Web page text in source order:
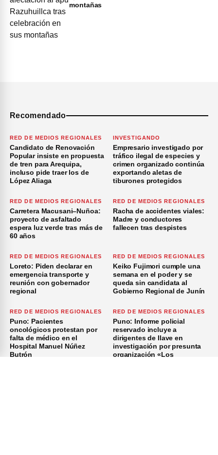
montañas
Recomendado
RED DE MEDIOS REGIONALES
Candidato de Renovación
Popular insiste en propuesta
de tren para Arequipa,
incluso pide traer los de
López Aliaga
INVESTIGANDO
Empresario investigado por
tráfico ilegal de especies y
crimen organizado continúa
exportando aletas de
tiburones protegidos
RED DE MEDIOS REGIONALES
Carretera Macusani–Nuñoa:
proyecto de asfaltado
espera luz verde tras más de
60 años
RED DE MEDIOS REGIONALES
Racha de accidentes viales:
Madre y conductores
fallecen tras despistes
RED DE MEDIOS REGIONALES
Loreto: Piden declarar en
emergencia transporte y
reunión con gobernador
regional
RED DE MEDIOS REGIONALES
Keiko Fujimori cumple una
semana en el poder y se
queda sin candidata al
Gobierno Regional de Junín
RED DE MEDIOS REGIONALES
Puno: Pacientes
oncológicos protestan por
falta de médico en el
Hospital Manuel Núñez
Butrón
RED DE MEDIOS REGIONALES
Puno: Informe policial
reservado incluye a
dirigentes de Ilave en
investigación por presunta
organización «Los